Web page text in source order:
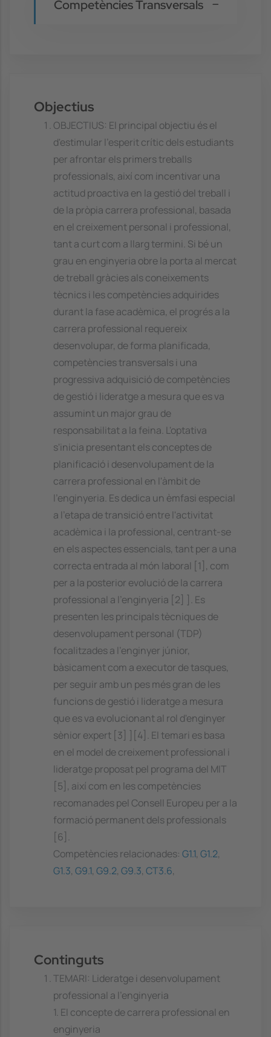
Competències Transversals
Objectius
OBJECTIUS: El principal objectiu és el
d'estimular l'esperit crític dels estudiants
per afrontar els primers treballs
professionals, així com incentivar una
actitud proactiva en la gestió del treball i
de la pròpia carrera professional, basada
en el creixement personal i professional,
tant a curt com a llarg termini. Si bé un
grau en enginyeria obre la porta al mercat
de treball gràcies als coneixements
tècnics i les competències adquirides
durant la fase acadèmica, el progrés a la
carrera professional requereix
desenvolupar, de forma planificada,
competències transversals i una
progressiva adquisició de competències
de gestió i lideratge a mesura que es va
assumint un major grau de
responsabilitat a la feina. L'optativa
s'inicia presentant els conceptes de
planificació i desenvolupament de la
carrera professional en l'àmbit de
l'enginyeria. Es dedica un èmfasi especial
a l'etapa de transició entre l'activitat
acadèmica i la professional, centrant-se
en els aspectes essencials, tant per a una
correcta entrada al món laboral [1], com
per a la posterior evolució de la carrera
professional a l'enginyeria [2] ]. Es
presenten les principals tècniques de
desenvolupament personal (TDP)
focalitzades a l'enginyer júnior,
bàsicament com a executor de tasques,
per seguir amb un pes més gran de les
funcions de gestió i lideratge a mesura
que es va evolucionant al rol d'enginyer
sènior expert [3] ][4]. El temari es basa
en el model de creixement professional i
lideratge proposat pel programa del MIT
[5], així com en les competències
recomanades pel Consell Europeu per a la
formació permanent dels professionals
[6].
Competències relacionades: G1.1, G1.2,
G1.3, G9.1, G9.2, G9.3, CT3.6,
Continguts
TEMARI: Lideratge i desenvolupament
professional a l'enginyeria
1. El concepte de carrera professional en
enginyeria